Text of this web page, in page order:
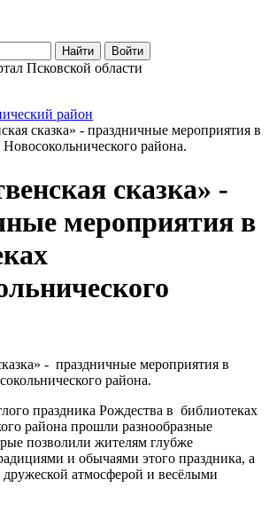
Найти
Войти
Псковской области
район
сказка» - праздничные мероприятия в
района.
сказка» -
мероприятия в
- праздничные мероприятия в
района.
праздника Рождества в библиотеках
района прошли разнообразные
позволили жителям глубже
и обычаями этого праздника, а
дружеской атмосферой и весёлыми